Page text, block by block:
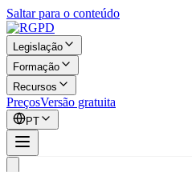
Saltar para o conteúdo
Legislação
Formação
Recursos
PreçosVersão gratuita
PT